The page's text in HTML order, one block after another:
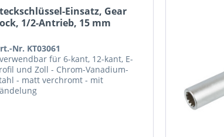
Einsatz, Gear
1/2-Antrieb, 15 mm
Nr. KT03061
für 6-kant, 12-kant, E-
und Zoll - Chrom-Vanadium-
- matt verchromt - mit